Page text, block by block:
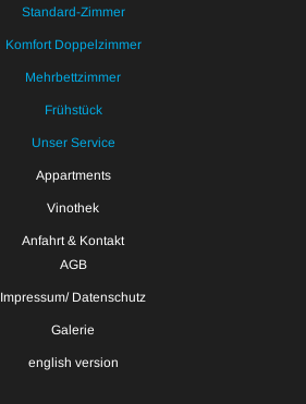
Standard-Zimmer
Komfort Doppelzimmer
Mehrbettzimmer
Frühstück
Unser Service
Appartments
Vinothek
Anfahrt & Kontakt
AGB
Impressum/ Datenschutz
Galerie
english version